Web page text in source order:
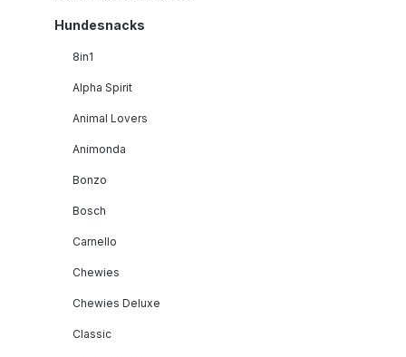
Hundesnacks
8in1
Alpha Spirit
Animal Lovers
Animonda
Bonzo
Bosch
Carnello
Chewies
Chewies Deluxe
Classic